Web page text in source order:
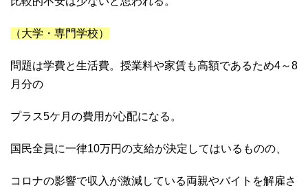
（大学・専門学校）
問題は学費と生活費。授業料や家賃も高額であるため4～8
月分の
プラス5ケ月の費用が心配になる。
国民全員に一律10万円の支給が決定してはいるものの、
コロナの影響で収入が激減している両親やバイトを解雇さ